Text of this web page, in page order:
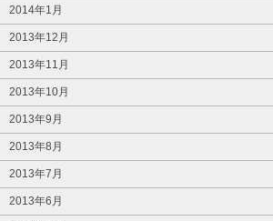
2014年1月
2013年12月
2013年11月
2013年10月
2013年9月
2013年8月
2013年7月
2013年6月